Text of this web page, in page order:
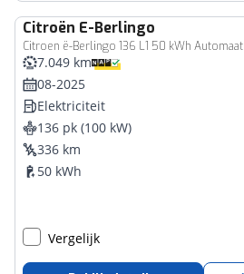
Citroën E-Berlingo
Citroen ë-Berlingo 136 L1 50 kWh Automaat
Bedrijfswagen
7.049 km
08-2025
Elektriciteit
136 pk (100 kW)
336 km
50 kWh
Vergelijk